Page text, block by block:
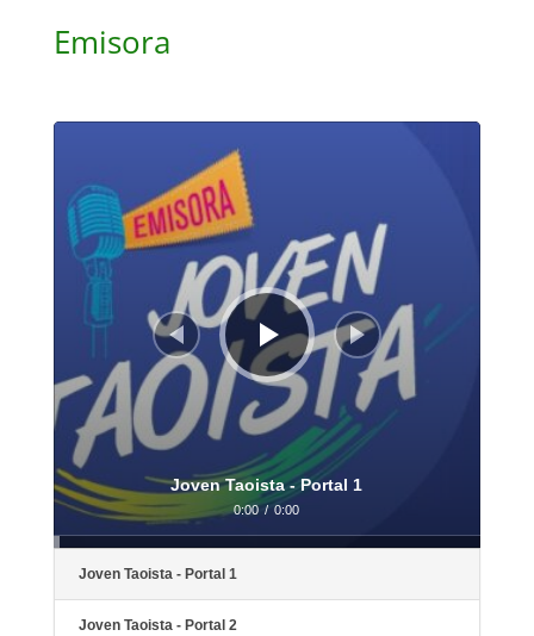
Emisora
Reproductor
Joven Taoista - Portal 1
0:00 / 0:00
Joven Taoista - Portal 1
Joven Taoista - Portal 2